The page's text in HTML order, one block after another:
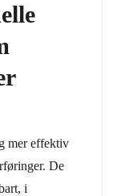
mer effektiv
De
i